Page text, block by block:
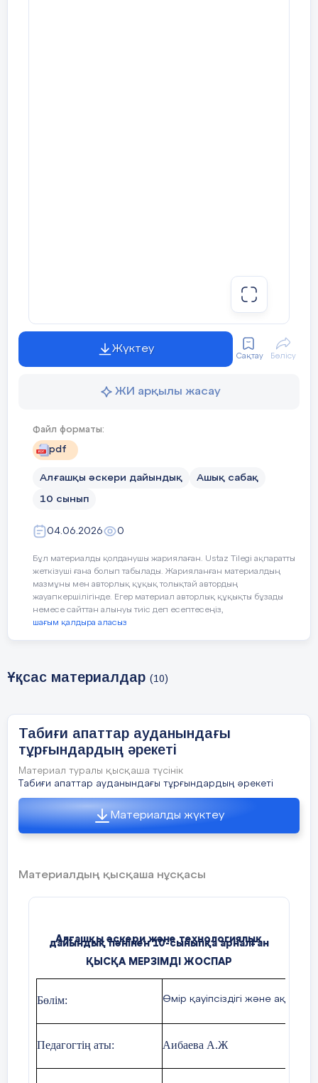
Жүктеу
Сақтау Бөлісу
ЖИ арқылы жасау
Файл форматы:
pdf
Алғашқы әскери дайындық Ашық сабақ
10 сынып
04.06.2026 0
Бұл материалды қолданушы жариялаған. Ustaz Tilegi ақпаратты
жеткізуші ғана болып табылады. Жарияланған материалдың
мазмұны мен авторлық құқық толықтай автордың
жауапкершілігінде. Егер материал авторлық құқықты бұзады
немесе сайттан алынуы тиіс деп есептесеңіз,
шағым қалдыра аласыз
Ұқсас материалдар (10)
Табиғи апаттар ауданындағы
тұрғындардың әрекеті
Материал туралы қысқаша түсінік
Табиғи апаттар ауданындағы тұрғындардың әрекеті
Материалды жүктеу
Материалдың қысқаша нұсқасы
Алғашқы әскери және технологиялық
дайындық пәнінен 10-сыныпқа арналған
ҚЫСҚА МЕРЗІМДІ ЖОСПАР
Бөлім: Өмір қауіпсіздігі және
Педагогтің аты: Аибаева А.Ж